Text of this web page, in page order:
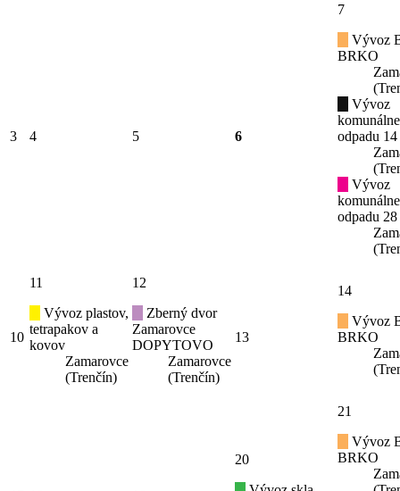
3 4 5 6
7
Vývoz
BRKO
Vývoz
odpadu
Vývoz
odpadu
10
11
Vývoz plastov,
tetrapakov a
kovov
Zamarovce
(Trenčín)
12
Zberný dvor
Zamarovce
DOPYTOVO
Zamarovce
(Trenčín)
13
14
Vývoz
BRKO
20
21
Vývoz
BRKO